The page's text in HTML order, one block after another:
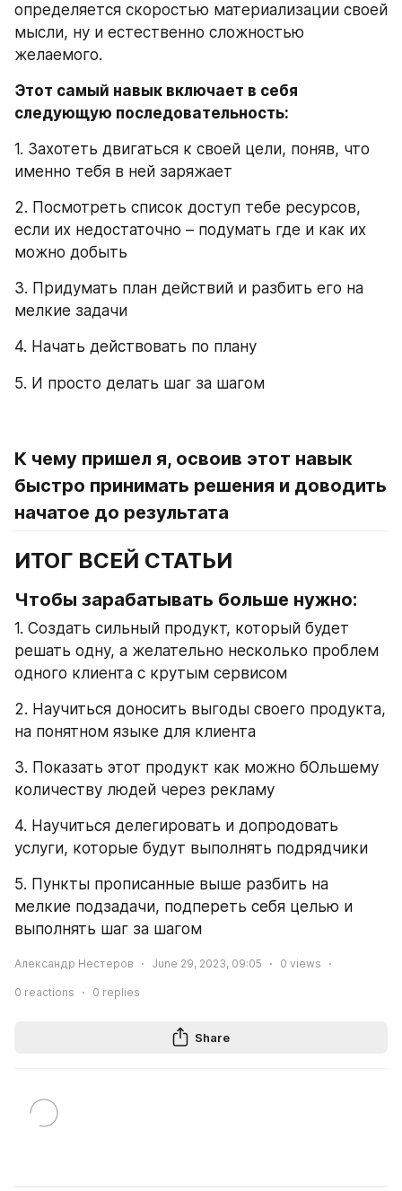
определяется скоростью материализации своей
мысли, ну и естественно сложностью
желаемого.
Этот самый навык включает в себя
следующую последовательность:
1. Захотеть двигаться к своей цели, поняв, что
именно тебя в ней заряжает
2. Посмотреть список доступ тебе ресурсов,
если их недостаточно – подумать где и как их
можно добыть
3. Придумать план действий и разбить его на
мелкие задачи
4. Начать действовать по плану
5. И просто делать шаг за шагом
К чему пришел я, освоив этот навык
быстро принимать решения и доводить
начатое до результата
ИТОГ ВСЕЙ СТАТЬИ
Чтобы зарабатывать больше нужно:
1. Создать сильный продукт, который будет
решать одну, а желательно несколько проблем
одного клиента с крутым сервисом
2. Научиться доносить выгоды своего продукта,
на понятном языке для клиента
3. Показать этот продукт как можно бОльшему
количеству людей через рекламу
4. Научиться делегировать и допродовать
услуги, которые будут выполнять подрядчики
5. Пункты прописанные выше разбить на
мелкие подзадачи, подпереть себя целью и
выполнять шаг за шагом
Александр Нестеров June 29, 2023, 09:05 0 views
0 reactions 0 replies
Share